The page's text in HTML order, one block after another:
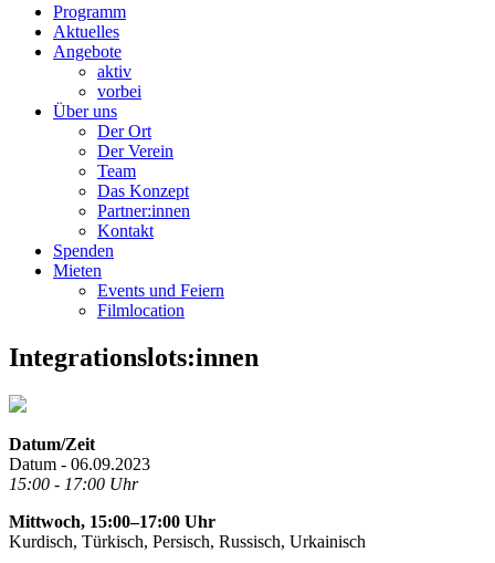
Programm
Aktuelles
Angebote
aktiv
vorbei
Über uns
Der Ort
Der Verein
Team
Das Konzept
Partner:innen
Kontakt
Spenden
Mieten
Events und Feiern
Filmlocation
Integrationslots:innen
Datum/Zeit
Datum - 06.09.2023
15:00 - 17:00 Uhr
Mittwoch, 15:00–17:00 Uhr
Kurdisch, Türkisch, Persisch, Russisch, Urkainisch